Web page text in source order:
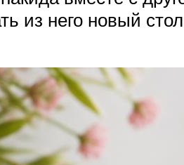
из него новый